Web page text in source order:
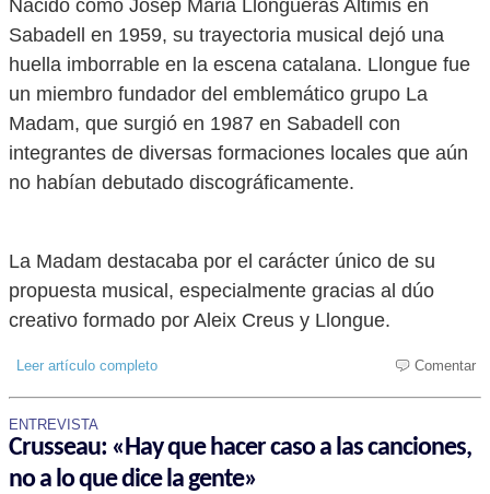
Nacido como Josep Maria Llongueras Altimis en
Sabadell en 1959, su trayectoria musical dejó una
huella imborrable en la escena catalana. Llongue fue
un miembro fundador del emblemático grupo La
Madam, que surgió en 1987 en Sabadell con
integrantes de diversas formaciones locales que aún
no habían debutado discográficamente.
La Madam destacaba por el carácter único de su
propuesta musical, especialmente gracias al dúo
creativo formado por Aleix Creus y Llongue.
Leer artículo completo Comentar
ENTREVISTA
Crusseau: «Hay que hacer caso a las canciones,
no a lo que dice la gente»